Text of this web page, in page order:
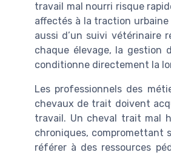
travail mal nourri risque
affectés à la traction
aussi d’un suivi vétérinaire
chaque élevage, la gestion
conditionne directement la
Les professionnels des
chevaux de trait doivent
travail. Un cheval trait mal
chroniques, compromettant
référer à des ressources